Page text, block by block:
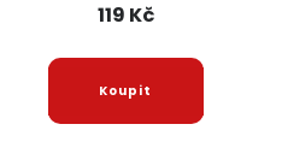
119 Kč